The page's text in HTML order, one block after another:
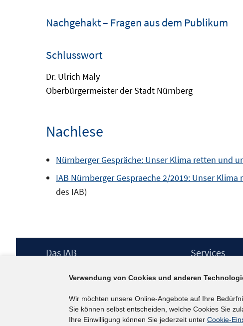
Nachgehakt – Fragen aus dem Publikum
Schlusswort
Dr. Ulrich Maly
Oberbürgermeister der Stadt Nürnberg
Nachlese
Nürnberger Gespräche: Unser Klima retten und
IAB Nürnberger Gespraeche 2/2019: Unser
des IAB)
Footer
Das IAB
Berufsforschung (IAB) – unser Leitbild
Institutsleitung
Graduiertenprogramm
Befragungen
Services
IAB-Newsletter
Kontakt
Verwendung von Cookies und anderen
Wir möchten unsere Online-Angebote auf Ihre
Sie können selbst entscheiden, welche Cookies Sie
Ihre Einwilligung können Sie jederzeit unter Cookie-